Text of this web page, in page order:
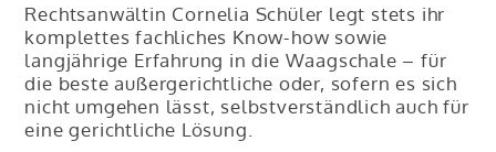
Rechtsanwältin Cornelia Schüler legt stets ihr
komplettes fachliches Know-how sowie
langjährige Erfahrung in die Waagschale – für
die beste außergerichtliche oder, sofern es sich
nicht umgehen lässt, selbstverständlich auch für
eine gerichtliche Lösung.